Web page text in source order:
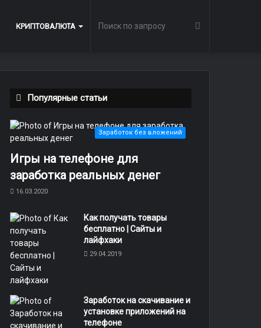
КРИПТОВАЛЮТА
Популярные статьи
Заработок без вложений
Игры на телефоне для
заработка реальных денег
16.03.2020
Как получать товары
бесплатно | Сайты и
лайфхаки
29.04.2019
Заработок на скачивание и
установке приложений на
телефоне